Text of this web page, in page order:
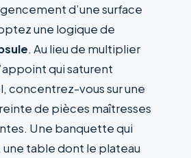
d’une surface
une logique de
. Au lieu de multiplier
qui saturent
concentrez-vous sur une
de pièces maîtresses
Une banquette qui
table dont le plateau